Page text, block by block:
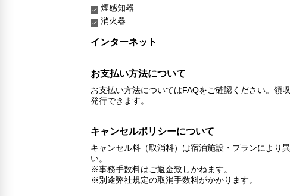
煙感知器
消火器
インターネット
お支払い方法について
お支払い方法についてはFAQをご確認ください。領
発行できます。
キャンセルポリシーについて
キャンセル料（取消料）は宿泊施設・プランにより
い。
※事務手数料はご返金致しかねます。
※別途弊社規定の取消手数料がかかります。